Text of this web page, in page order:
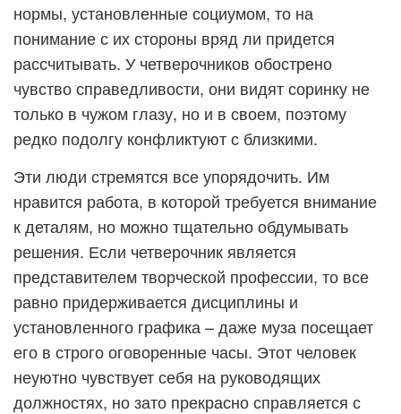
нормы, установленные социумом, то на
понимание с их стороны вряд ли придется
рассчитывать. У четверочников обострено
чувство справедливости, они видят соринку не
только в чужом глазу, но и в своем, поэтому
редко подолгу конфликтуют с близкими.
Эти люди стремятся все упорядочить. Им
нравится работа, в которой требуется внимание
к деталям, но можно тщательно обдумывать
решения. Если четверочник является
представителем творческой профессии, то все
равно придерживается дисциплины и
установленного графика – даже муза посещает
его в строго оговоренные часы. Этот человек
неуютно чувствует себя на руководящих
должностях, но зато прекрасно справляется с